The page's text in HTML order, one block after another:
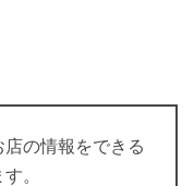
の情報をできる
。